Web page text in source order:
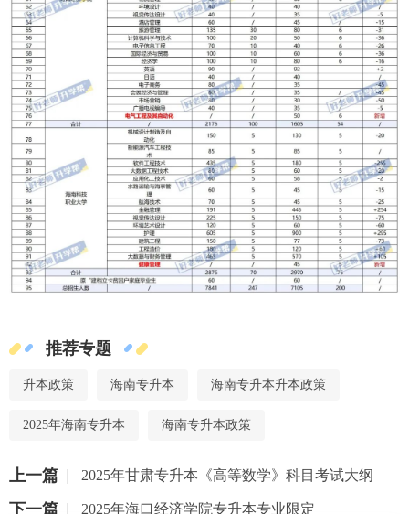
推荐专题
升本政策 海南专升本 海南专升本升本政策
2025年海南专升本 海南专升本政策
上一篇 2025年甘肃专升本《高等数学》科目考试大纲
下一篇 2025年海口经济学院专升本专业限定